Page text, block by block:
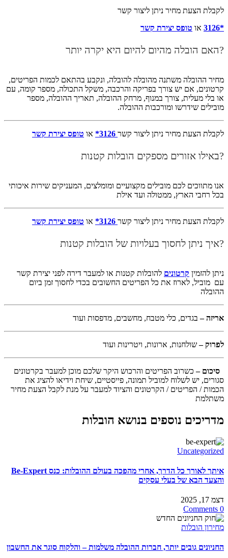
לקבלת הצעת מחיר ניתן ליצור קשר
*3126
או טופס יצירת קשר
?האם הובלה מהיום להיום היא יקרה יותר
מחיר ההובלה משתנה מהובלה להובלה, ונקבע בהתאם לכמות הפריטים,
קרטונים, אם יש צורך בפריקה והרכבה, משקל התכולה, מספר קומה, עם
או בלי מעלית, צורך במנוף, מרחק ההובלה, תאריך ההובלה, מספר
מובילים שידרשו ומורכבות ההובלה.
לקבלת הצעת מחיר ניתן ליצור קשר או טופס יצירת קשר
?באילו אזורים מספקים הובלות קטנות
אנו מתווכים לכם מובילים מקצועיים ומומלצים, המעניקים שירות איכותי
בכל רחבי הארץ, ממטולה ועד אילת
לקבלת הצעת מחיר ניתן ליצור קשר או טופס יצירת קשר
?איך ניתן לחסוך בעלויות של הובלות קטנות
ניתן להזמין קרטונים להובלות קטנות או למעבר דירה לפני יצירת קשר
עם מוביל, לארוז את כל הפריטים החשובים בכדי לחסוך זמן ביום
ההובלה
אריזה –בגדים, כלי מטבח, מחשבים, מדפסות ועוד
לפרוק –שולחנות, ארונות, ויטרינות ועוד
סיכום –כשרוב הפריטים והרכוש היקר שלכם מוכן למעבר בקרטונים
סגורים, יש לשלוח למוביל תמונה, פייסטיים, שיחת וידיאו להציג את
הכמות / הפריטים / הקרטונים והציוד למעבר על מנת לקבל הצעת מחיר
משתלמת
מדריכים נוספים בנושא הובלות
Uncategorized
איתך לאורך כל הדרך, אחרי מהפכה בעולם ההובלות: כנס Be-Expert
והצעד הבא של בעלי עסקים
דצמ 17, 2025
0 Comments
מחירון הובלות
החניונים גובים יותר, חברות ההובלה משלמות – והלקוח סוגר את החשבון